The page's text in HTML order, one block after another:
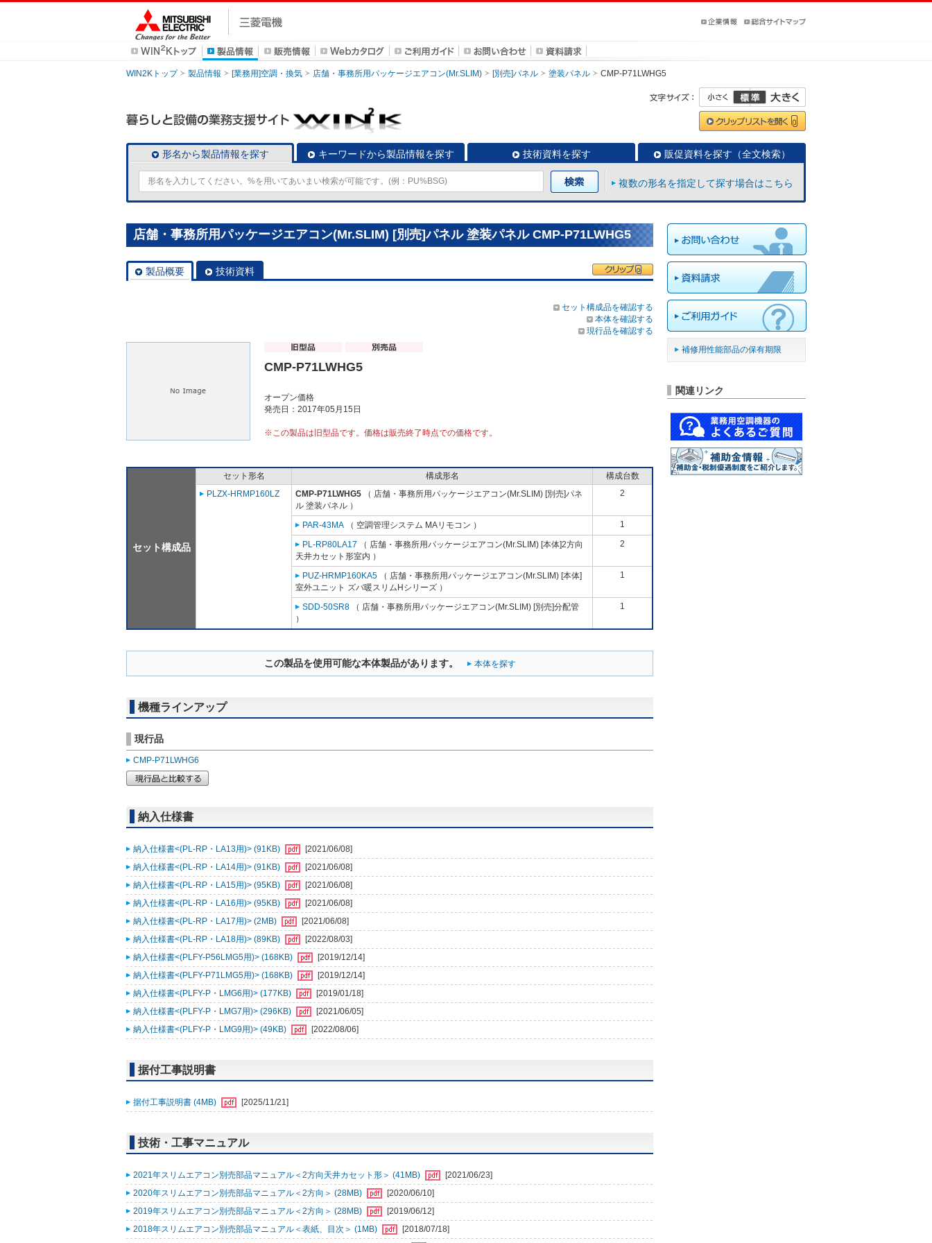
WIN2Kトップ 製品情報 [業務用]空調・換気 店舗・事務所用パッケージエアコン(Mr.SLIM) [別売]パネル 塗装パネル CMP-P71LWHG5
形名から製品情報を探す キーワードから製品情報を探す 技術資料を探す 販促資料を探す（全文検索）
複数の形名を指定して探す場合はこちら
店舗・事務所用パッケージエアコン(Mr.SLIM) [別売]パネル 塗装パネル CMP-P71LWHG5
製品概要 技術資料
セット構成品を確認する
本体を確認する
現行品を確認する
CMP-P71LWHG5
オープン価格
発売日：2017年05月15日
※この製品は旧型品です。価格は販売終了時点での価格です。
セット構成品
セット形名 構成形名
構成台数
PLZX-HRMP160LZ
CMP-P71LWHG5 （ 店舗・事務所用パッケージエアコン(Mr.SLIM) [別売]パネ
ル 塗装パネル ）
2
PAR-43MA （ 空調管理システム MAリモコン ） 1
PL-RP80LA17 （ 店舗・事務所用パッケージエアコン(Mr.SLIM) [本体]2方向
天井カセット形室内 ）
2
PUZ-HRMP160KA5 （ 店舗・事務所用パッケージエアコン(Mr.SLIM) [本体]
室外ユニット ズバ暖スリムHシリーズ ）
1
SDD-50SR8 （ 店舗・事務所用パッケージエアコン(Mr.SLIM) [別売]分配管
）
1
この製品を使用可能な本体製品があります。 本体を探す
機種ラインアップ
現行品
CMP-P71LWHG6
納入仕様書
納入仕様書<(PL-RP・LA13用)> (91KB)
[2021/06/08]
納入仕様書<(PL-RP・LA14用)> (91KB)
[2021/06/08]
納入仕様書<(PL-RP・LA15用)> (95KB)
[2021/06/08]
納入仕様書<(PL-RP・LA16用)> (95KB)
[2021/06/08]
納入仕様書<(PL-RP・LA17用)> (2MB)
[2021/06/08]
納入仕様書<(PL-RP・LA18用)> (89KB)
[2022/08/03]
納入仕様書<(PLFY-P56LMG5用)> (168KB)
[2019/12/14]
納入仕様書<(PLFY-P71LMG5用)> (168KB)
[2019/12/14]
納入仕様書<(PLFY-P・LMG6用)> (177KB)
[2019/01/18]
納入仕様書<(PLFY-P・LMG7用)> (296KB)
[2021/06/05]
納入仕様書<(PLFY-P・LMG9用)> (49KB)
[2022/08/06]
据付工事説明書
据付工事説明書 (4MB) [2025/11/21]
技術・工事マニュアル
2021年スリムエアコン別売部品マニュアル＜2方向天井カセット形＞ (41MB)
[2021/06/23]
2020年スリムエアコン別売部品マニュアル＜2方向＞ (28MB)
[2020/06/10]
2019年スリムエアコン別売部品マニュアル＜2方向＞ (28MB)
[2019/06/12]
2018年スリムエアコン別売部品マニュアル＜表紙、目次＞ (1MB)
[2018/07/18]
補修用性能部品の保有期限
関連リンク